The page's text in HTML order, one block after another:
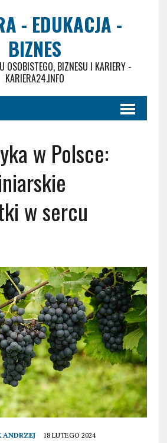
- EDUKACJA -
BIZNES
OSOBISTEGO, BIZNESU I KARIERY -
KARIERA24.INFO
w Polsce:
w sercu
ANDRZEJ 18 LUTEGO 2024